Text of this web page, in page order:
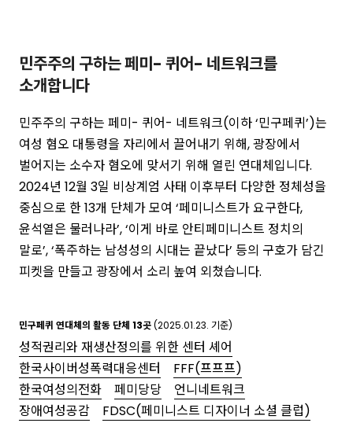
민주주의 구하는 페미- 퀴어- 네트워크를
소개합니다
민주주의 구하는 페미- 퀴어- 네트워크(이하 ‘민구페퀴’)는
여성 혐오 대통령을 자리에서 끌어내기 위해, 광장에서
벌어지는 소수자 혐오에 맞서기 위해 열린 연대체입니다.
2024년 12월 3일 비상계엄 사태 이후부터 다양한 정체성을
중심으로 한 13개 단체가 모여 ‘페미니스트가 요구한다,
윤석열은 물러나라’, ‘이게 바로 안티페미니스트 정치의
말로’, ‘폭주하는 남성성의 시대는 끝났다’ 등의 구호가 담긴
피켓을 만들고 광장에서 소리 높여 외쳤습니다.
민구페퀴 연대체의 활동 단체 13곳(2025.01.23. 기준)
성적권리와 재생산정의를 위한 센터 셰어
한국사이버성폭력대응센터
FFF(프프프)
한국여성의전화
페미당당
언니네트워크
장애여성공감
FDSC(페미니스트 디자이너 소셜 클럽)